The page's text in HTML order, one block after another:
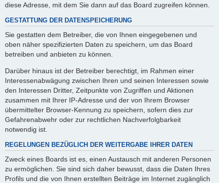
diese Adresse, mit dem Sie dann auf das Board zugreifen können.
GESTATTUNG DER DATENSPEICHERUNG
Sie gestatten dem Betreiber, die von Ihnen eingegebenen und
oben näher spezifizierten Daten zu speichern, um das Board
betreiben und anbieten zu können.
Darüber hinaus ist der Betreiber berechtigt, im Rahmen einer
Interessenabwägung zwischen Ihren und seinen Interessen sowie
den Interessen Dritter, Zeitpunkte von Zugriffen und Aktionen
zusammen mit Ihrer IP-Adresse und der von Ihrem Browser
übermittelter Browser-Kennung zu speichern, sofern dies zur
Gefahrenabwehr oder zur rechtlichen Nachverfolgbarkeit
notwendig ist.
REGELUNGEN BEZÜGLICH DER WEITERGABE IHRER DATEN
Zweck eines Boards ist es, einen Austausch mit anderen Personen
zu ermöglichen. Sie sind sich daher bewusst, dass die Daten Ihres
Profils und die von Ihnen erstellten Beiträge im Internet zugänglich